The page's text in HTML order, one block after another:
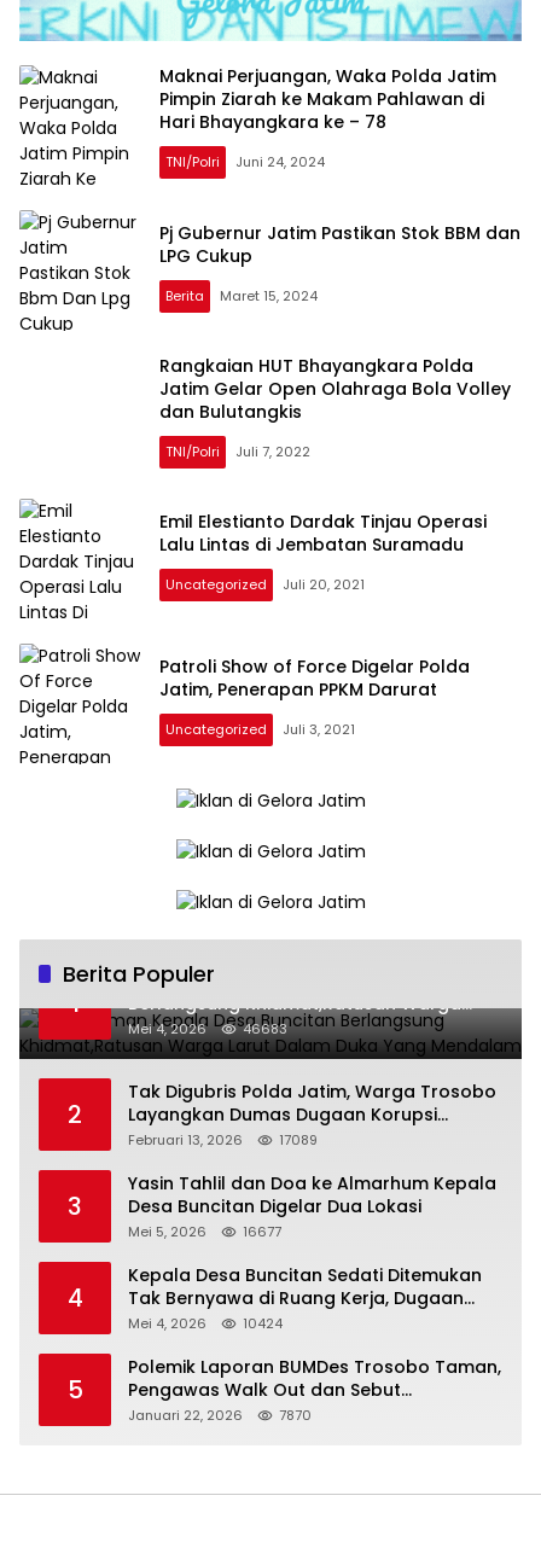
Maknai Perjuangan, Waka Polda Jatim
Pimpin Ziarah ke Makam Pahlawan di
Hari Bhayangkara ke – 78
TNI/Polri Juni 24, 2024
Pj Gubernur Jatim Pastikan Stok BBM dan
LPG Cukup
Berita Maret 15, 2024
Rangkaian HUT Bhayangkara Polda
Jatim Gelar Open Olahraga Bola Volley
dan Bulutangkis
TNI/Polri Juli 7, 2022
Emil Elestianto Dardak Tinjau Operasi
Lalu Lintas di Jembatan Suramadu
Uncategorized Juli 20, 2021
Patroli Show of Force Digelar Polda
Jatim, Penerapan PPKM Darurat
Uncategorized Juli 3, 2021
Berita Populer
1
Pemakaman Kepala Desa Buncitan
Berlangsung Khidmat,Ratusan Warga
Larut Dalam Duka Yang Mendalam
Mei 4, 2026 46683
2
Tak Digubris Polda Jatim, Warga Trosobo
Layangkan Dumas Dugaan Korupsi
Oknum DPRD Sidoarjo ke Kapolri
Februari 13, 2026 17089
3
Yasin Tahlil dan Doa ke Almarhum Kepala
Desa Buncitan Digelar Dua Lokasi
Mei 5, 2026 16677
4
Kepala Desa Buncitan Sedati Ditemukan
Tak Bernyawa di Ruang Kerja, Dugaan
Bunuh Diri Menguat
Mei 4, 2026 10424
5
Polemik Laporan BUMDes Trosobo Taman,
Pengawas Walk Out dan Sebut
Kejanggalan
Januari 22, 2026 7870